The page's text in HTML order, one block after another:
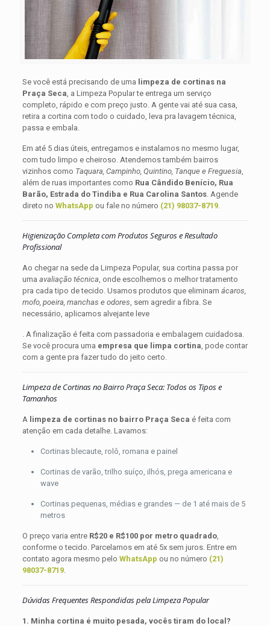
Se você está precisando de uma limpeza de cortinas na
Praça Seca , a Limpeza Popular te entrega um serviço
completo, rápido e com preço justo. A gente vai até sua casa,
retira a cortina com todo o cuidado, leva pra lavagem técnica,
passa e embala.
Em até 5 dias úteis, entregamos e instalamos no mesmo lugar,
com tudo limpo e cheiroso. Atendemos também bairros
vizinhos como Taquara, Campinho, Quintino, Tanque e Freguesia
além de ruas importantes como Rua Cândido Benício, Rua
Barão, Estrada do Tindiba e Rua Carolina Santos. Agende
direto no WhatsApp ou fale no número (21) 98037-8719.
Higienização Completa com Produtos Seguros e Resultado
Profissional
Ao chegar na sede da Limpeza Popular, sua cortina passa por
uma avaliação técnica , onde escolhemos o melhor tratamento
pra cada tipo de tecido. Usamos produtos que eliminam ácaros,
mofo, poeira, manchas e odores , sem agredir a fibra. Se
necessário, aplicamos alvejante leve
. A finalização é feita com passadoria e embalagem cuidadosa.
Se você procura uma empresa que limpa cortina , pode contar
com a gente pra fazer tudo do jeito certo.
Limpeza de Cortinas no Bairro Praça Seca: Todos os Tipos e
Tamanhos
A limpeza de cortinas no bairro Praça Seca é feita com
atenção em cada detalhe. Lavamos:
Cortinas blecaute, rolô, romana e painel
Cortinas de varão, trilho suíço, ilhós, prega americana e
wave
Cortinas pequenas, médias e grandes — de 1 até mais de 5
metros
O preço varia entre R$20 e R$100 por metro quadrado,
conforme o tecido. Parcelamos em até 5x sem juros. Entre em
contato agora mesmo pelo WhatsApp ou no número (21)
98037-8719.
Dúvidas Frequentes Respondidas pela Limpeza Popular
1. Minha cortina é muito pesada, vocês tiram do local?